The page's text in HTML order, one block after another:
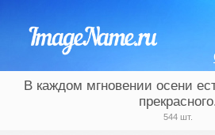
В каждом мгновении осени
544 шт.